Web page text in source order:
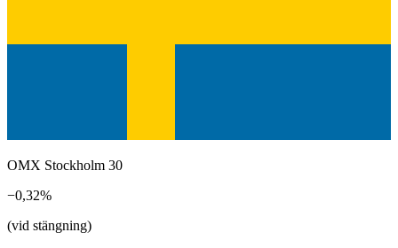
OMX Stockholm 30
−0,32%
(vid stängning)